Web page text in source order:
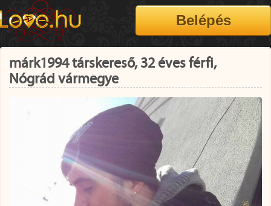
márk1994 társkereső, 32 éves férfi,
Nógrád vármegye